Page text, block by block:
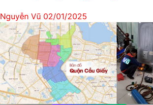
Nguyễn Vũ 02/01/2025